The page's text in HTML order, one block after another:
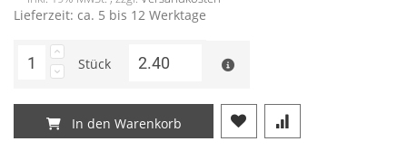
Lieferzeit: ca. 5 bis 12 Werktage
Stück
In den Warenkorb